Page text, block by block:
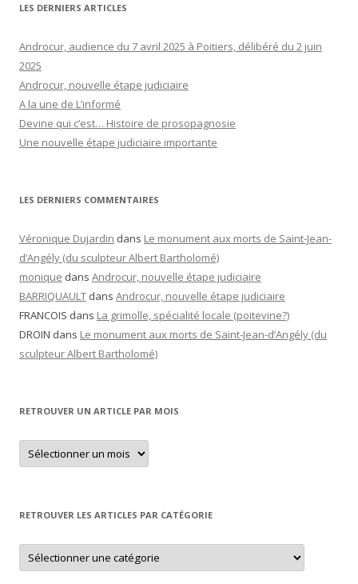
LES DERNIERS ARTICLES
Androcur, audience du 7 avril 2025 à Poitiers, délibéré du 2 juin
2025
Androcur, nouvelle étape judiciaire
A la une de L’informé
Devine qui c’est… Histoire de prosopagnosie
Une nouvelle étape judiciaire importante
LES DERNIERS COMMENTAIRES
Véronique Dujardin dans Le monument aux morts de Saint-Jean-
d’Angély (du sculpteur Albert Bartholomé)
monique dans Androcur, nouvelle étape judiciaire
BARRIQUAULT dans Androcur, nouvelle étape judiciaire
FRANCOIS dans La grimolle, spécialité locale (poitevine?)
DROIN dans Le monument aux morts de Saint-Jean-d’Angély (du
sculpteur Albert Bartholomé)
RETROUVER UN ARTICLE PAR MOIS
Retrouver
un
article
RETROUVER LES ARTICLES PAR CATÉGORIE
Retrouver
les
articles